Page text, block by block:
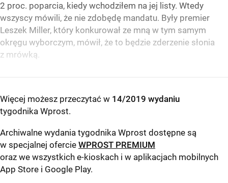
2 proc. poparcia, kiedy wchodziłem na jej listy. Wtedy
wszyscy mówili, że nie zdobędę mandatu. Były premier
Leszek Miller, który konkurował ze mną w tym samym
okręgu wyborczym, mówił, że to będzie zderzenie słonia
z mrówką.
Więcej możesz przeczytać w 14/2019 wydaniu
tygodnika Wprost.
Archiwalne wydania tygodnika Wprost dostępne są
w specjalnej ofercie WPROST PREMIUM
oraz we wszystkich e-kioskach i w aplikacjach mobilnych
App Store i Google Play.